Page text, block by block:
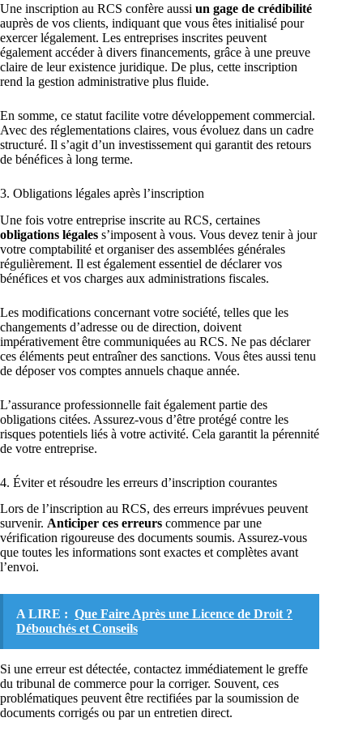
Une inscription au RCS confère aussi un gage de crédibilité
auprès de vos clients, indiquant que vous êtes initialisé pour
exercer légalement. Les entreprises inscrites peuvent
également accéder à divers financements, grâce à une preuve
claire de leur existence juridique. De plus, cette inscription
rend la gestion administrative plus fluide.
En somme, ce statut facilite votre développement commercial.
Avec des réglementations claires, vous évoluez dans un cadre
structuré. Il s’agit d’un investissement qui garantit des retours
de bénéfices à long terme.
3. Obligations légales après l’inscription
Une fois votre entreprise inscrite au RCS, certaines
obligations légales s’imposent à vous. Vous devez tenir à jour
votre comptabilité et organiser des assemblées générales
régulièrement. Il est également essentiel de déclarer vos
bénéfices et vos charges aux administrations fiscales.
Les modifications concernant votre société, telles que les
changements d’adresse ou de direction, doivent
impérativement être communiquées au RCS. Ne pas déclarer
ces éléments peut entraîner des sanctions. Vous êtes aussi tenu
de déposer vos comptes annuels chaque année.
L’assurance professionnelle fait également partie des
obligations citées. Assurez-vous d’être protégé contre les
risques potentiels liés à votre activité. Cela garantit la pérennité
de votre entreprise.
4. Éviter et résoudre les erreurs d’inscription courantes
Lors de l’inscription au RCS, des erreurs imprévues peuvent
survenir. Anticiper ces erreurs commence par une
vérification rigoureuse des documents soumis. Assurez-vous
que toutes les informations sont exactes et complètes avant
l’envoi.
A LIRE : Que Faire Après une Licence de Droit ?
Débouchés et Conseils
Si une erreur est détectée, contactez immédiatement le greffe
du tribunal de commerce pour la corriger. Souvent, ces
problématiques peuvent être rectifiées par la soumission de
documents corrigés ou par un entretien direct.